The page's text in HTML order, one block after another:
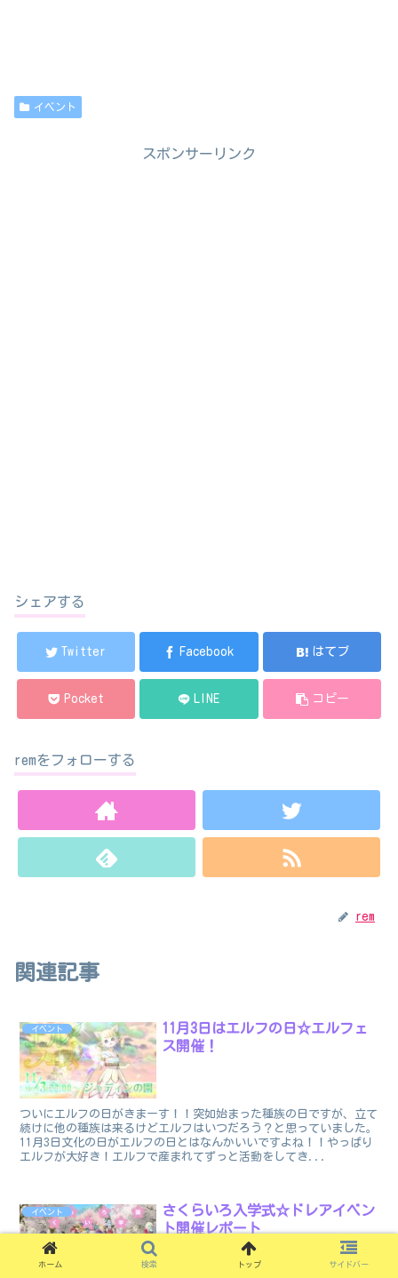
イベント
スポンサーリンク
シェアする
Twitter Facebook はてブ
Pocket LINE コピー
remをフォローする
rem
関連記事
イベント
11月3日はエルフの日☆エルフェ
ス開催！
ついにエルフの日がきまーす！！突如始まった種族の日ですが、立て
続けに他の種族は来るけどエルフはいつだろう？と思っていました。
11月3日文化の日がエルフの日とはなんかいいですよね！！やっぱり
エルフが大好き！エルフで産まれてずっと活動をしてき...
イベント
さくらいろ入学式☆ドレアイベン
ト開催レポート
ホーム 検索 トップ サイドバー